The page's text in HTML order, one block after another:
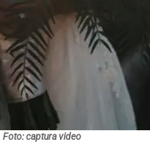
Foto: captura video